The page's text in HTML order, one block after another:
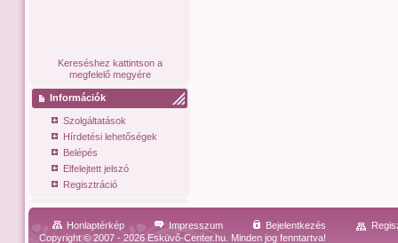
Kereséshez kattintson a
megfelelő megyére
Információk
Szolgáltatások
Hírdetési lehetőségek
Belépés
Elfelejtett jelszó
Regisztráció
Honlaptérkép Impresszum Bejelentkezés
Copyright © 2007 - 2026 Esküvő-Center.hu. Minden jog fenntartva!